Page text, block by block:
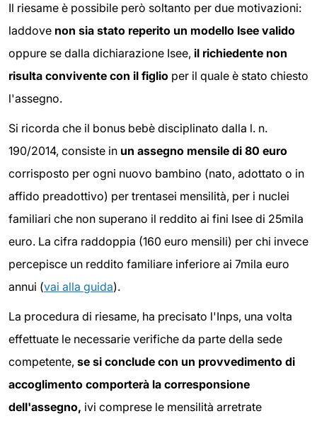
Il riesame è possibile però soltanto per due motivazioni:
laddove non sia stato reperito un modello Isee valido
oppure se dalla dichiarazione Isee, il richiedente non
risulta convivente con il figlio per il quale è stato chiesto
l'assegno.
Si ricorda che il bonus bebè disciplinato dalla l. n.
190/2014, consiste in un assegno mensile di 80 euro
corrisposto per ogni nuovo bambino (nato, adottato o in
affido preadottivo) per trentasei mensilità, per i nuclei
familiari che non superano il reddito ai fini Isee di 25mila
euro. La cifra raddoppia (160 euro mensili) per chi invece
percepisce un reddito familiare inferiore ai 7mila euro
annui (vai alla guida).
La procedura di riesame, ha precisato l'Inps, una volta
effettuate le necessarie verifiche da parte della sede
competente, se si conclude con un provvedimento di
accoglimento comporterà la corresponsione
dell'assegno, ivi comprese le mensilità arretrate